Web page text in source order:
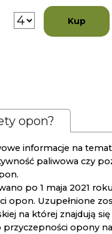
Kup
opon?
informacje na
paliwowa czy
po 1 maja 2021
opon. Uzupełnione
na której znajdują
opony